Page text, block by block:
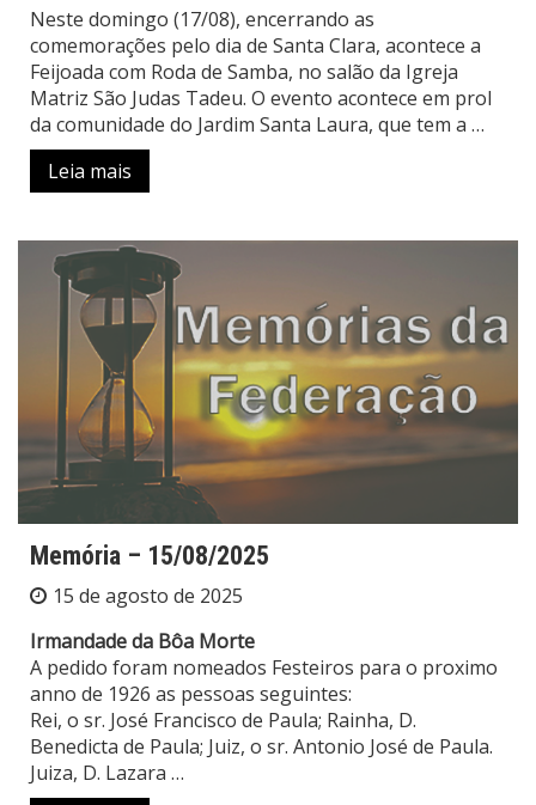
Neste domingo (17/08), encerrando as
comemorações pelo dia de Santa Clara, acontece a
Feijoada com Roda de Samba, no salão da Igreja
Matriz São Judas Tadeu. O evento acontece em prol
da comunidade do Jardim Santa Laura, que tem a …
Leia mais
Memória – 15/08/2025
15 de agosto de 2025
Irmandade da Bôa Morte
A pedido foram nomeados Festeiros para o proximo
anno de 1926 as pessoas seguintes:
Rei, o sr. José Francisco de Paula; Rainha, D.
Benedicta de Paula; Juiz, o sr. Antonio José de Paula.
Juiza, D. Lazara …